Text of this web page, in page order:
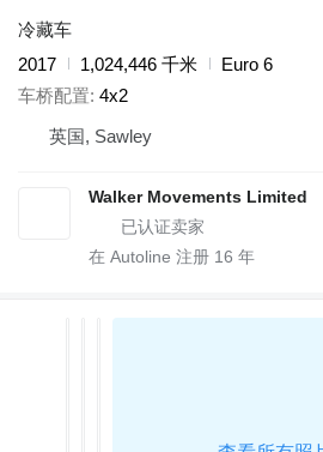
冷藏车
2017
1,024,446 千米
Euro 6
车桥配置 4x2
英国, Sawley
Walker Movements Limited
在 Autoline 注册 16 年